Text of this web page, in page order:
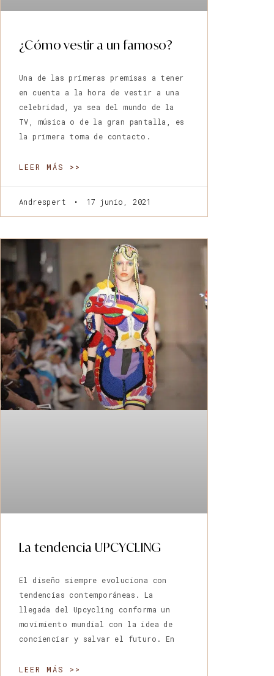
¿Cómo vestir a un famoso?
Una de las primeras premisas a tener
en cuenta a la hora de vestir a una
celebridad, ya sea del mundo de la
TV, música o de la gran pantalla, es
la primera toma de contacto.
LEER MÁS >>
Andrespert 17 junio, 2021
La tendencia UPCYCLING
El diseño siempre evoluciona con
tendencias contemporáneas. La
llegada del Upcycling conforma un
movimiento mundial con la idea de
concienciar y salvar el futuro. En
LEER MÁS >>